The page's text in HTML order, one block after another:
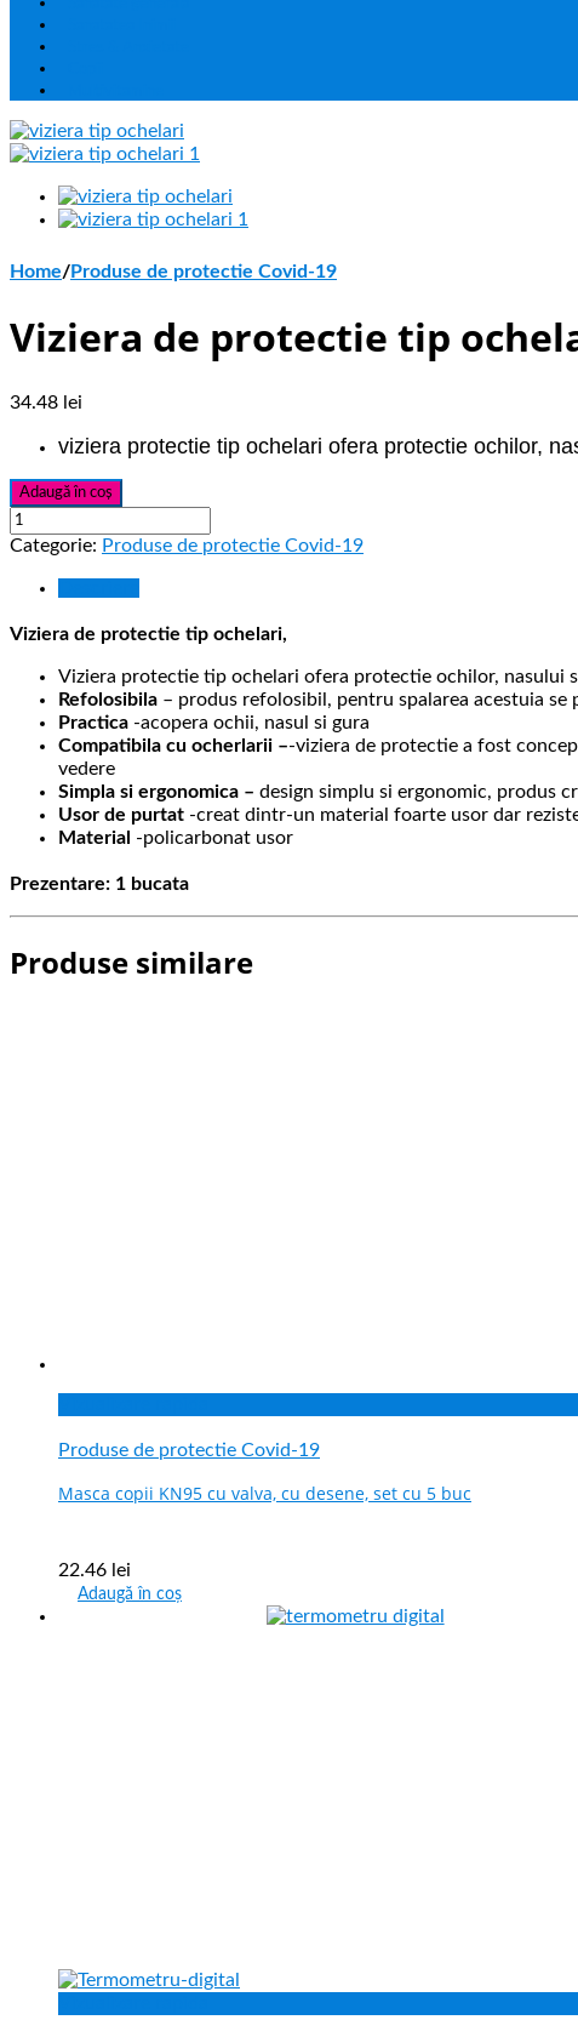
Home/Produse de protectie Covid-19
Viziera de protectie tip
34.48 lei
viziera protectie tip ochelari ofera protectie ochilor,
Adaugă în coș
Categorie: Produse de protectie Covid-19
Viziera de protectie tip ochelari,
Viziera protectie tip ochelari ofera protectie ochilor, nasului
Refolosibila – produs refolosibil, pentru spalarea acestuia
Practica -acopera ochii, nasul si gura
Compatibila cu ocherlarii –-viziera de protectie a fost
vedere
Simpla si ergonomica – design simplu si ergonomic, produs
Usor de purtat -creat dintr-un material foarte usor dar
Material -policarbonat usor
Prezentare: 1 bucata
Produse similare
Produse de protectie Covid-19
Masca copii KN95 cu valva, cu desene, set cu 5 buc
22.46 lei
Adaugă în coș